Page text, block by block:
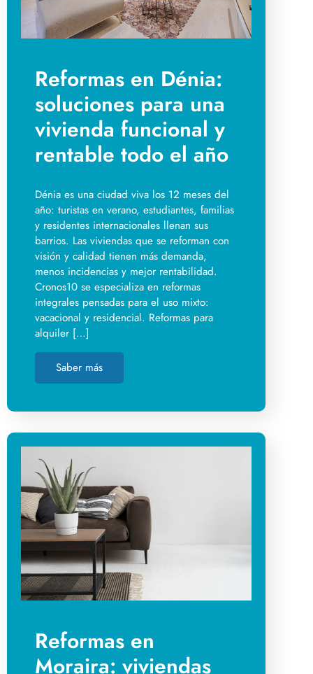
Reformas en Dénia:
soluciones para una
vivienda funcional y
rentable todo el año
Dénia es una ciudad viva los 12 meses del
año: turistas en verano, estudiantes, familias
y residentes internacionales llenan sus
barrios. Las viviendas que se reforman con
visión y calidad tienen más demanda,
menos incidencias y mejor rentabilidad.
Cronos10 se especializa en reformas
integrales pensadas para el uso mixto:
vacacional y residencial. Reformas para
alquiler […]
Saber más
Reformas en
Moraira: viviendas